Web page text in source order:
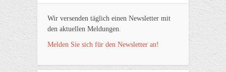
Wir versenden täglich einen Newsletter mit
den aktuellen Meldungen.
Melden Sie sich für den Newsletter an!